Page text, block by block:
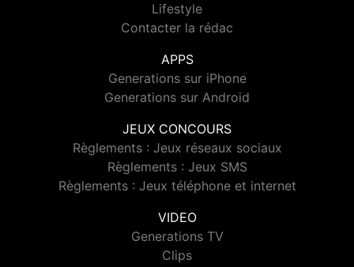
Lifestyle
Contacter la rédac
APPS
Generations sur iPhone
Generations sur Android
JEUX CONCOURS
Règlements : Jeux réseaux sociaux
Règlements : Jeux SMS
Règlements : Jeux téléphone et internet
VIDEO
Generations TV
Clips